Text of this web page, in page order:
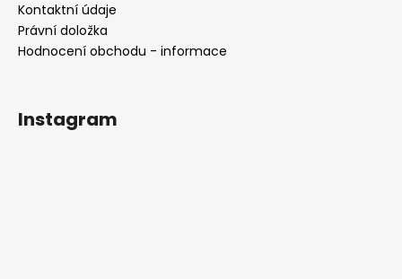
Kontaktní údaje
Právní doložka
Hodnocení obchodu - informace
Instagram